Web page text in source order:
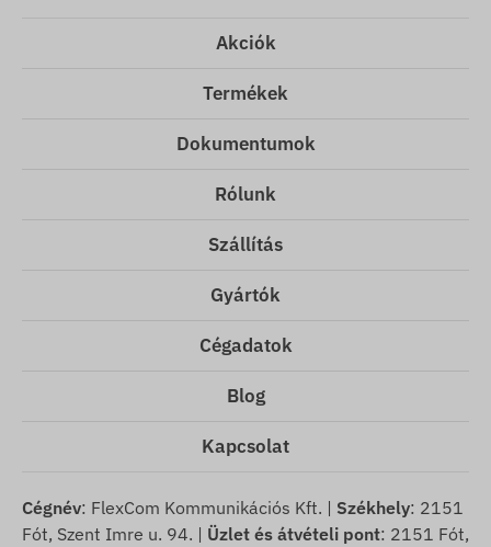
Akciók
Termékek
Dokumentumok
Rólunk
Szállítás
Gyártók
Cégadatok
Blog
Kapcsolat
Cégnév: FlexCom Kommunikációs Kft. | Székhely: 2151
Fót, Szent Imre u. 94. | Üzlet és átvételi pont: 2151 Fót,